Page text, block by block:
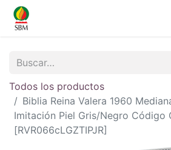
Todos los productos
Biblia Reina Valera 1960
Imitación Piel Gris/Negro Código
[RVR066cLGZTIPJR]